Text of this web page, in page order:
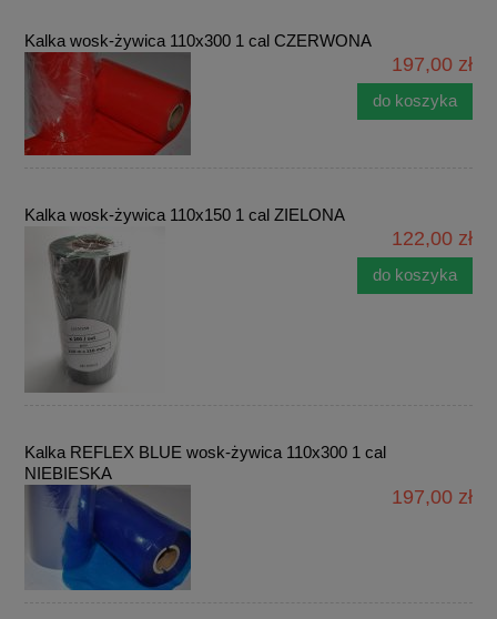
Kalka wosk-żywica 110x300 1 cal CZERWONA
197,00 zł
do koszyka
Kalka wosk-żywica 110x150 1 cal ZIELONA
122,00 zł
do koszyka
Kalka REFLEX BLUE wosk-żywica 110x300 1 cal
NIEBIESKA
197,00 zł